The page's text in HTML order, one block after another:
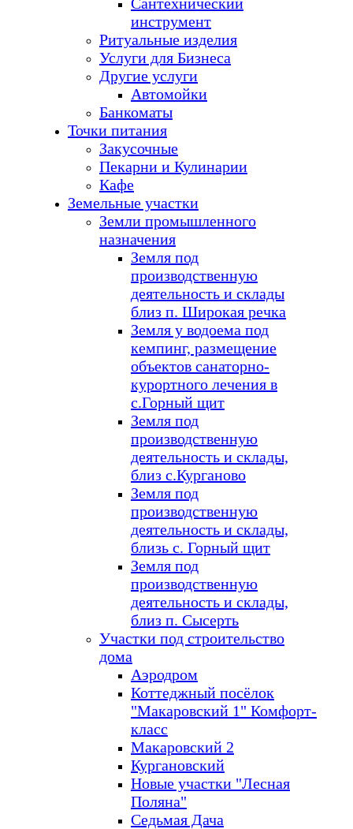
инструмент
Ритуальные изделия
Услуги для Бизнеса
Другие услуги
Автомойки
Банкоматы
Точки питания
Закусочные
Пекарни и Кулинарии
Кафе
Земельные участки
Земли промышленного
назначения
Земля под
производственную
деятельность и склады
близ п. Широкая речка
Земля у водоема под
кемпинг, размещение
объектов санаторно-
курортного лечения в
с.Горный щит
Земля под
производственную
деятельность и склады,
близ с.Курганово
Земля под
производственную
деятельность и склады,
близь с. Горный щит
Земля под
производственную
деятельность и склады,
близ п. Сысерть
Участки под строительство
дома
Аэродром
Коттеджный посёлок
"Макаровский 1" Комфорт-
класс
Макаровский 2
Кургановский
Новые участки "Лесная
Поляна"
Седьмая Дача